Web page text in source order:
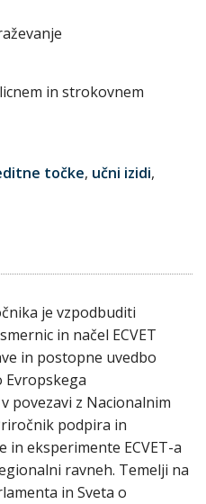
in strokovnem
točke, učni izidi,
je vzpodbuditi
in načel ECVET
in postopne uvedbo
Evropskega
povezavi z Nacionalnim
podpira in
eksperimente ECVET-a
ravneh. Temelji na
in Sveta o